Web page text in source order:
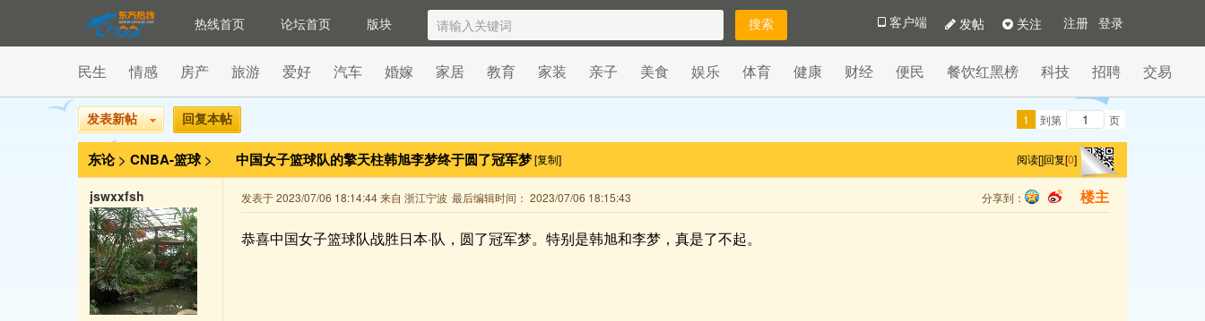
热线首页 论坛首页 版块 注册 登录
关注
发帖
客户端
民生 情感 房产 旅游 爱好 汽车 婚嫁 家居 教育 家装 亲子 美食 娱乐 体育 健康 财经 便民 餐饮红黑榜 科技 招聘 交易
发表新帖 回复本帖 1 到第 页
东论 > CNBA-篮球 > 中国女子篮球队的擎天柱韩旭李梦终于圆了冠军梦[复制] 阅读[]回复[0]
发表于 2023/07/06 18:14:44 来自 浙江宁波 最后编辑时间： 2023/07/06 18:15:43 楼主
分享到：
qq
sina
恭喜中国女子篮球队战胜日本·队，圆了冠军梦。特别是韩旭和李梦，真是了不起。
jswxxfsh